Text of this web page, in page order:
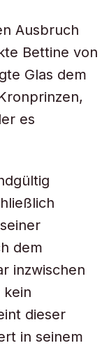
Ausbruch
Bettine von
Glas dem
es
dem
inzwischen
kein
dieser
in seinem